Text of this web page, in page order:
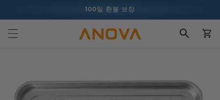
100일 환불 보장
1억 건 이상의 요리 및 계속 증가 중
장
바
구